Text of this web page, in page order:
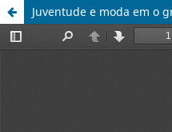
Juventude e moda em o